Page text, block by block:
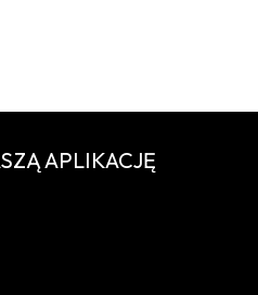
APLIKACJĘ